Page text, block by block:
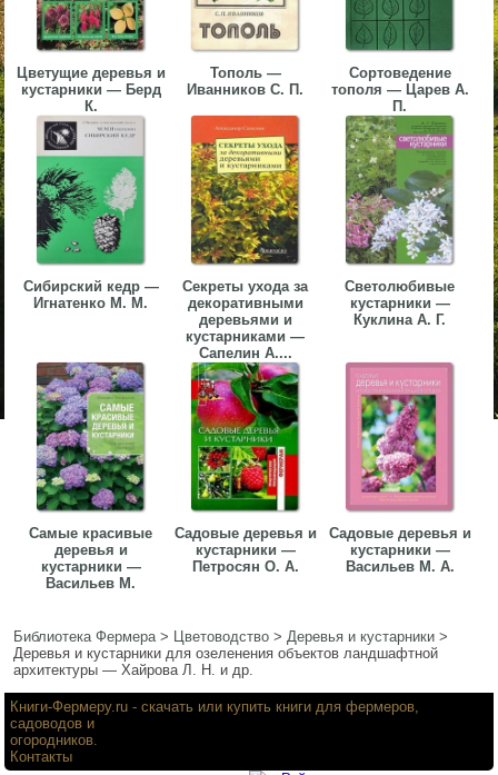
Цветущие деревья и
кустарники — Берд
К.
Тополь —
Иванников С. П.
Сортоведение
тополя — Царев А.
П.
Сибирский кедр —
Игнатенко М. М.
Секреты ухода за
декоративными
деревьями и
кустарниками —
Сапелин А....
Светолюбивые
кустарники —
Куклина А. Г.
Самые красивые
деревья и
кустарники —
Васильев М.
Садовые деревья и
кустарники —
Петросян О. А.
Садовые деревья и
кустарники —
Васильев М. А.
Библиотека Фермера> Цветоводство >Деревья и кустарники >
Деревья и кустарники для озеленения объектов ландшафтной
архитектуры — Хайрова Л. Н. и др.
▼
Книги-Фермеру.ru - скачать или купить книги для фермеров,
садоводов и
огородников.
Контакты